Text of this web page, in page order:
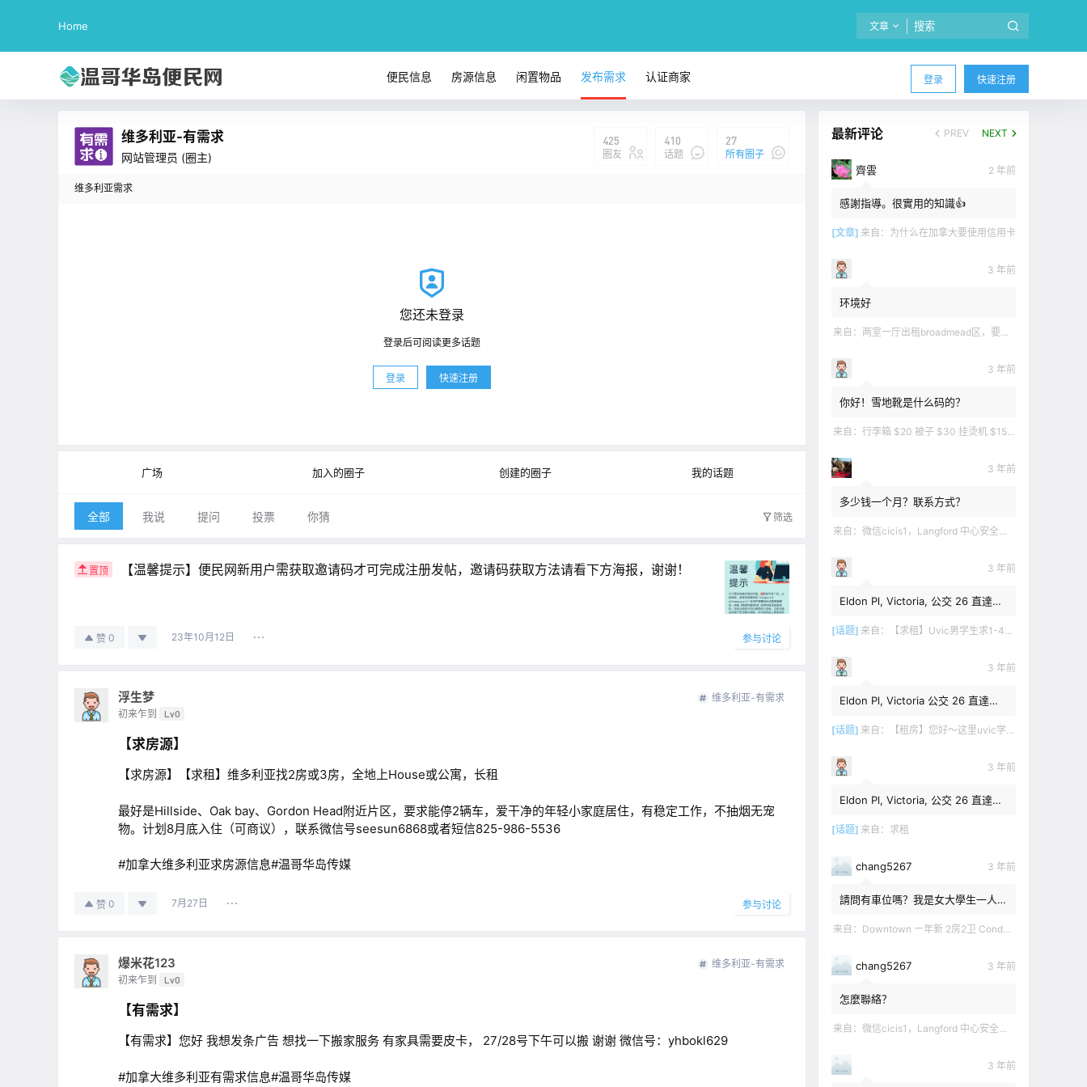
Home 文章
登录 快速注册
便民信息 房源信息 闲置物品 发布需求 认证商家
维多利亚-有需求
网站管理员 (圈主)
425
圈友
410
话题
27
所有圈子
维多利亚需求
您还未登录
登录后可阅读更多话题
登录 快速注册
广场 加入的圈子 创建的圈子 我的话题
全部 我说 提问 投票 你猜 筛选
置顶 【温馨提示】便民网新用户需获取邀请码才可完成注册发帖，邀请码获取方法请看下方海报，谢谢！
赞 0 23年10月12日 参与讨论
浮生梦
初来乍到 Lv0
维多利亚-有需求
【求房源】
【求房源】【求租】维多利亚找2房或3房，全地上House或公寓，长租
最好是Hillside、Oak bay、Gordon Head附近片区，要求能停2辆车，爱干净的年轻小家庭居住，有稳定工作，不抽烟无宠
物。计划8月底入住（可商议），联系微信号seesun6868或者短信825-986-5536
#加拿大维多利亚求房源信息#温哥华岛传媒
赞 0 7月27日 参与讨论
爆米花123
初来乍到 Lv0
维多利亚-有需求
【有需求】
【有需求】您好 我想发条广告 想找一下搬家服务 有家具需要皮卡， 27/28号下午可以搬 谢谢 微信号：yhbokl629
#加拿大维多利亚有需求信息#温哥华岛传媒
最新评论 PREV NEXT
齊雲 2 年前
感謝指導。很實用的知識👍
[文章] 来自： 为什么在加拿大要使用信用卡
3 年前
环境好
来自： 两室一厅出租broadmead区，要求无烟无宠无麻无party，租金2200不包水电有意短信联系2508858496
3 年前
你好！雪地靴是什么码的？
来自： 行李箱 $20 被子 $30 挂烫机 $15 煲汤锅 $5 华夫饼机 $5 衣服 $5 雪地靴 $10 滑雪手套 $10 宜家衣物收纳 .
3 年前
多少钱一个月？联系方式？
来自： 微信cicis1，Langford 中心安全社区完全独立平地出入一室一厅一书房步行5分钟到公车站和商业圈 有后花园和.
3 年前
Eldon Pl, Victoria, 公交 26 直達學
[话题] 来自： 【求租】Uvic男学生求1-4月短租
3 年前
Eldon Pl, Victoria 公交 26 直達學
[话题] 来自： 【租房】您好～这里uvic学生 明年1月份开始 希望找个独立出入的 爱干净 谢谢！
3 年前
Eldon Pl, Victoria, 公交 26 直達學
[话题] 来自： 求租
chang5267 3 年前
請問有車位嗎？我是女大學生一人
来自： Downtown ㄧ年新 2房2卫 Condo侧卧分租，独享个人卫生间 拎包入住。走路2分种有公交站 交通生活便利，12-3.
chang5267 3 年前
怎麼聯絡？
来自： 微信cicis1，Langford 中心安全社区完全独立平地出入一室一厅一书房步行5分钟到公车站和商业圈 有后花园和.
3 年前